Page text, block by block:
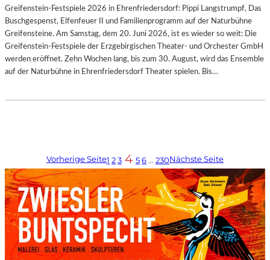
Greifenstein-Festspiele 2026 in Ehrenfriedersdorf: Pippi Langstrumpf, Das
Buschgespenst, Elfenfeuer II und Familienprogramm auf der Naturbühne
Greifensteine. Am Samstag, dem 20. Juni 2026, ist es wieder so weit: Die
Greifenstein-Festspiele der Erzgebirgischen Theater- und Orchester GmbH
werden eröffnet. Zehn Wochen lang, bis zum 30. August, wird das Ensemble
auf der Naturbühne in Ehrenfriedersdorf Theater spielen. Bis…
Vorherige Seite1 23 4 56… 230Nächste Seite